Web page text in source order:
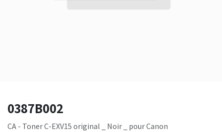
0387B002
CA - Toner C-EXV15 original _ Noir _ pour Canon